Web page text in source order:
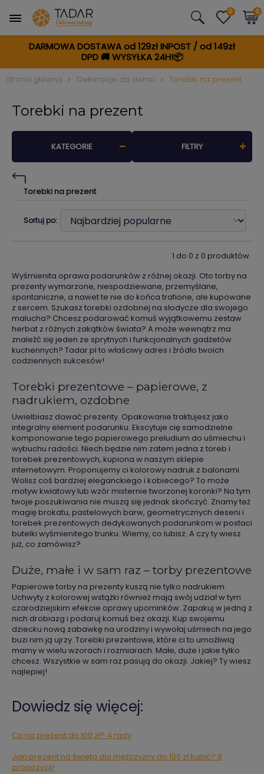
DARMOWA DOSTAWA od 129zł INPOST / od 149zł
DPD🚚WYSYŁKA 24H!📦
0 0
Strona główna Dekoracje do domu Torebki na prezent
Torebki na prezent
Torebki na prezent
KATEGORIE FILTRY
Sortuj po:
1 do 0 z 0 produktów
Wyśmienita oprawa podarunków z różnej okazji. Oto torby na
prezenty wymarzone, niespodziewane, przemyślane,
spontaniczne, a nawet te nie do końca trafione, ale kupowane
z sercem. Szukasz torebki ozdobnej na słodycze dla swojego
malucha? Chcesz podarować komuś wyjątkowemu zestaw
herbat z różnych zakątków świata? A może wewnątrz ma
znaleźć się jeden ze sprytnych i funkcjonalnych gadżetów
kuchennych? Tadar.pl to właściwy adres i źródło twoich
codziennych sukcesów!
Torebki prezentowe – papierowe, z
nadrukiem, ozdobne
Uwielbiasz dawać prezenty. Opakowanie traktujesz jako
integralny element podarunku. Ekscytuje cię samodzielne
komponowanie tego papierowego preludium do uśmiechu i
wybuchu radości. Niech będzie nim zatem jedna z toreb i
torebek prezentowych, kupiona w naszym sklepie
internetowym. Proponujemy ci kolorowy nadruk z balonami.
Wolisz coś bardziej eleganckiego i kobiecego? To może
motyw kwiatowy lub wzór misternie tworzonej koronki? Na tym
twoje poszukiwania nie muszą się jednak skończyć. Znamy też
magię brokatu, pastelowych barw, geometrycznych deseni i
torebek prezentowych dedykowanych podarunkom w postaci
butelki wyśmienitego trunku. Wiemy, co lubisz. A czy ty wiesz
już, co zamówisz?
Duże, małe i w sam raz – torby prezentowe
Papierowe torby na prezenty kuszą nie tylko nadrukiem.
Uchwyty z kolorowej wstążki również mają swój udział w tym
czarodziejskim efekcie oprawy upominków. Zapakuj w jedną z
nich drobiazg i podaruj komuś bez okazji. Kup swojemu
dziecku nową zabawkę na urodziny i wywołaj uśmiech na jego
buzi nim ją ujrzy. Torebki prezentowe, które ci to umożliwią
mamy w wielu wzorach i rozmiarach. Małe, duże i jakie tylko
chcesz. Wszystkie w sam raz pasują do okazji. Jakiej? Ty wiesz
najlepiej!
Dowiedz się więcej:
Co na prezent do 100 zł? 4 rady
Jaki prezent na święta dla mężczyzny do 100 zł kupić? 8
propozycji!